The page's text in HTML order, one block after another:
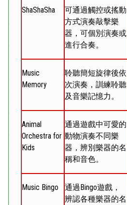
ShaShaSha
可通過觸控或搖動
方式演奏敲擊樂
器，可個別演奏或
進行合奏。
Music
Memory
聆聽簡短旋律後依
次演奏，訓練聆聽
及音樂記憶力。
Animal
Orchestra for
Kids
通過遊戲中可愛的
動物演奏不同樂
器，辨別樂器的名
稱和音色。
Music Bingo
通過Bingo遊戲，
辨認各種樂器的名